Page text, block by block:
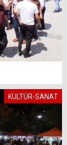
KÜLTÜR-SANAT